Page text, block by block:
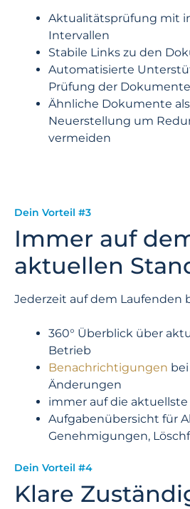
Aktualitätsprüfung mit
Intervallen
Stabile Links zu den
Automatisierte
Prüfung der
Ähnliche Dokumente
Neuerstellung um
vermeiden
Dein Vorteil #3
Immer auf
aktuellen
Jederzeit auf dem Laufenden
360° Überblick über
Betrieb
Benachrichtigungen
Änderungen
immer auf die aktuellste
Aufgabenübersicht für
Genehmigungen,
Dein Vorteil #4
Klare